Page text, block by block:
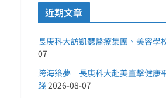
近期文章
長庚科大訪凱瑟醫療集團、美容學
07
跨海築夢 長庚科大赴美直擊健康
踐2026-08-07